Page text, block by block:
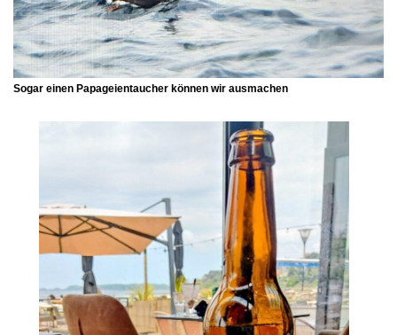
Sogar einen Papageientaucher können wir ausmachen